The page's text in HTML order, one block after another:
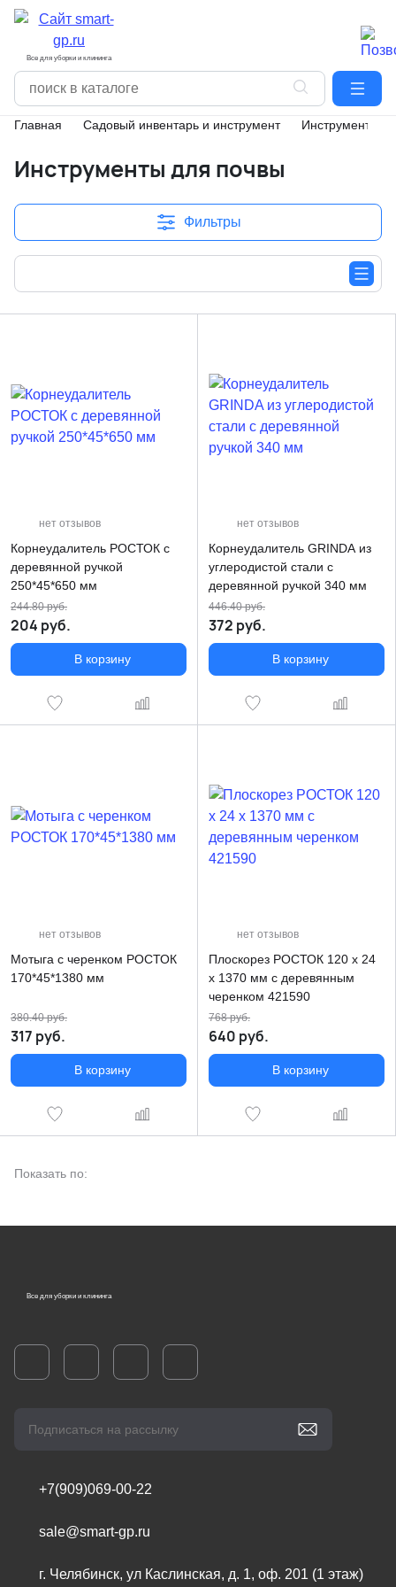
Все для уборки и клининга
Главная Садовый инвентарь и инструмент Инструменты
Инструменты для почвы
Фильтры
нет отзывов
Корнеудалитель РОСТОК с
деревянной ручкой
250*45*650 мм
204 руб.
244.80руб.
В корзину
нет отзывов
Корнеудалитель GRINDA из
углеродистой стали с
деревянной ручкой 340 мм
372 руб.
446.40руб.
В корзину
нет отзывов
Мотыга с черенком РОСТОК
170*45*1380 мм
317 руб.
380.40руб.
В корзину
нет отзывов
Плоскорез РОСТОК 120 х 24
х 1370 мм с деревянным
черенком 421590
640 руб.
768руб.
В корзину
Показать по:
Все для уборки и клининга
+7(909)069-00-22
sale@smart-gp.ru
г. Челябинск, ул Каслинская, д. 1, оф. 201 (1 этаж)